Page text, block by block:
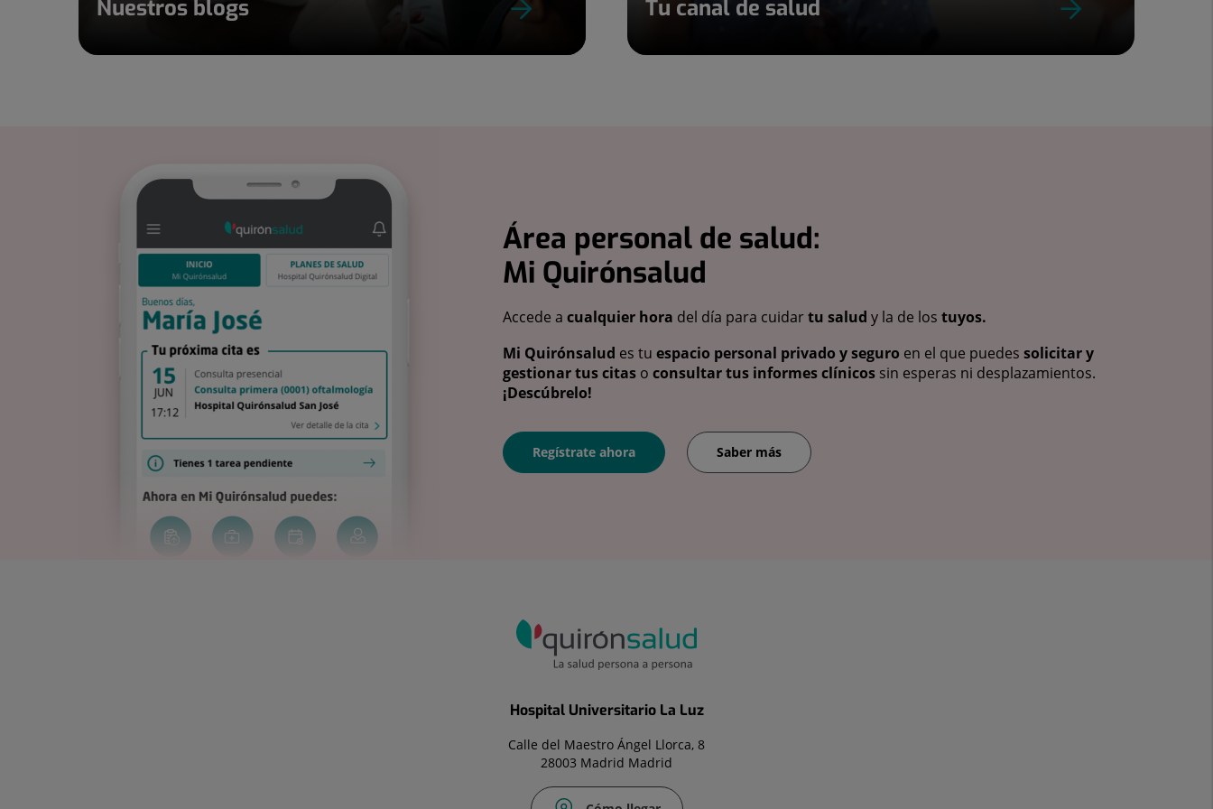
Nuestros blogs Tu canal de salud
Área personal de salud:
Mi Quirónsalud
Accede a cualquier hora del día para cuidartu salud y la de los tuyos.
Mi Quirónsalud es tu espacio personal privado y seguro en el que puedes solicitar y
gestionar tus citas o consultar tus informes clínicos sin esperas ni desplazamientos.
¡Descúbrelo!
Regístrate ahora Saber más
Hospital Universitario La Luz
Calle del Maestro Ángel Llorca, 8
28003 Madrid Madrid